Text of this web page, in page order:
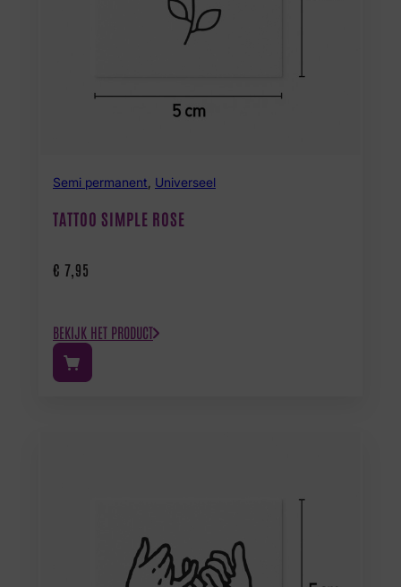
Semi permanent Universeel
TATTOO SIMPLE ROSE
€ 7,95
BEKIJK HET PRODUCT